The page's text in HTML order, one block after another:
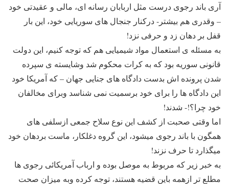
آری باند رجوی درست مثل اربابان رسانه ای، مالی و عقیدتی خود
– وقدری هم بیشتر- درکنار جنجال های سوریایی خود، این بار
قفل بر دهان زد و حرفی نزد!
به مسئله ی استعمال مواد شیمیایی هم که توجه کنیم، این دولت
قانونی سوریه بود که به کرات محکوم شد وشایسته ی سپرده
شدن پرونده اش بدست دادگاه های جنایی جهان – که آمریکا خود
این دادگاه ها را برای خود برسمیت نمی شناسد وبرای مخالفان
خود چرا؟!- شدند!
اما وقتی صحبت از کشف این نوع سلاح جمعی ازسلفی های
همگون با باند رجوی میشود، این گروه دغلکار، ماست بردهان خود
میگذارد تا حرف نزند!
به خبر زیر که مربوط به موصل بوده و ارباب آمریکائی رجوی ها
مطلع تر ازهمه باین قضیه هستند، توجه کرده وبه میزان صحت